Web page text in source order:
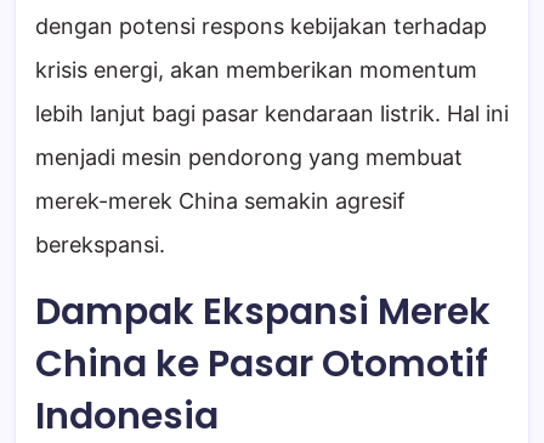
dengan potensi respons kebijakan terhadap
krisis energi, akan memberikan momentum
lebih lanjut bagi pasar kendaraan listrik. Hal ini
menjadi mesin pendorong yang membuat
merek-merek China semakin agresif
berekspansi.
Dampak Ekspansi Merek
China ke Pasar Otomotif
Indonesia